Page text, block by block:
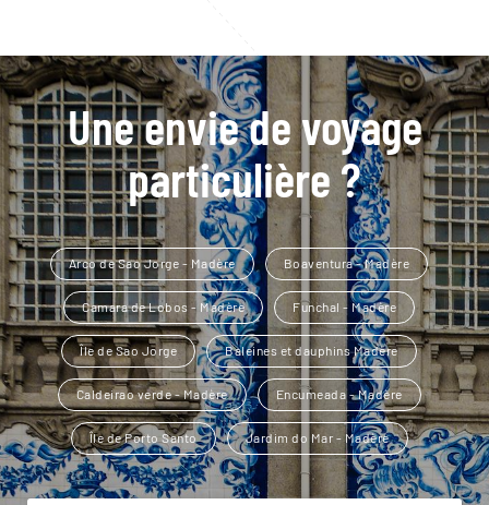
Une envie de voyage
particulière ?
Arco de Sao Jorge - Madère Boaventura - Madère
Camara de Lobos - Madère Funchal - Madère
Île de Sao Jorge Baleines et dauphins Madère
Caldeirao verde - Madère Encumeada - Madère
Île de Porto Santo Jardim do Mar - Madère